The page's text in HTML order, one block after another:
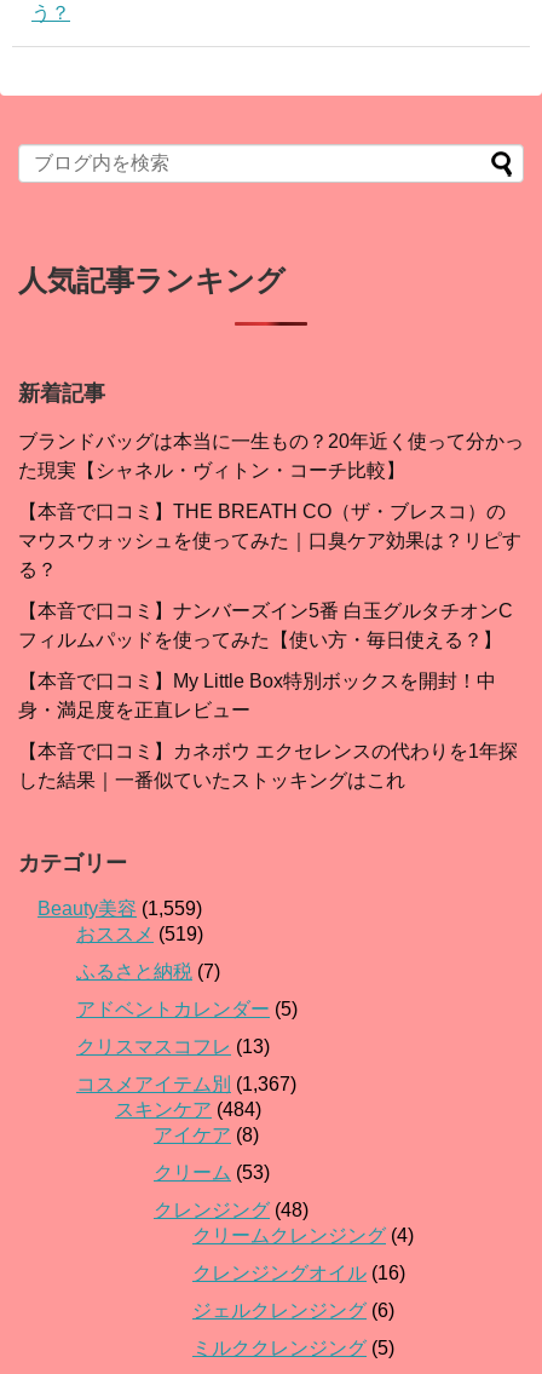
う？
人気記事ランキング
新着記事
ブランドバッグは本当に一生もの？20年近く使って分かっ
た現実【シャネル・ヴィトン・コーチ比較】
【本音で口コミ】THE BREATH CO（ザ・ブレスコ）の
マウスウォッシュを使ってみた｜口臭ケア効果は？リピす
る？
【本音で口コミ】ナンバーズイン5番 白玉グルタチオンC
フィルムパッドを使ってみた【使い方・毎日使える？】
【本音で口コミ】My Little Box特別ボックスを開封！中
身・満足度を正直レビュー
【本音で口コミ】カネボウ エクセレンスの代わりを1年探
した結果｜一番似ていたストッキングはこれ
カテゴリー
Beauty美容 (1,559)
おススメ (519)
ふるさと納税 (7)
アドベントカレンダー (5)
クリスマスコフレ (13)
コスメアイテム別 (1,367)
スキンケア (484)
アイケア (8)
クリーム (53)
クレンジング (48)
クリームクレンジング (4)
クレンジングオイル (16)
ジェルクレンジング (6)
ミルククレンジング (5)